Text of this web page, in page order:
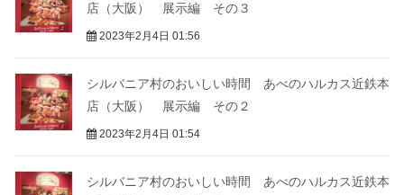
店（大阪） 展示編 その３
2023年2月4日 01:56
シルバニア村のおいしい時間 あべのハルカス近鉄本
店（大阪） 展示編 その２
2023年2月4日 01:54
シルバニア村のおいしい時間 あべのハルカス近鉄本